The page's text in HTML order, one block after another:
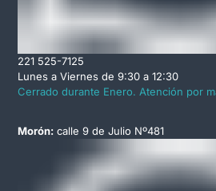
221 525-7125
Lunes a Viernes de 9:30 a 12:30
Cerrado durante Enero. Atención por
Morón:calle 9 de Julio Nº481